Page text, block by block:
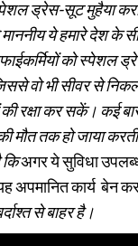
ड्रेस-सूट मुहैया
माननीय ये हमारे देश के
को स्पेशल
वो भी सीवर से
रक्षा कर सकें। कई
मौत तक हो जाया
किअगर ये सुविधा
अपमानित कार्य बेन
से बाहर है।